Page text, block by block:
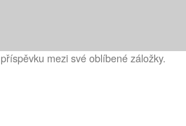
příspěvku mezi své oblíbené záložky.